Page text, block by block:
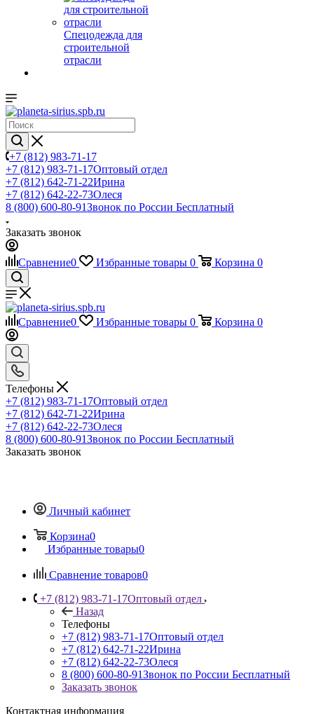
Спецодежда для
строительной
отрасли
+7 (812) 983-71-17
+7 (812) 983-71-17Оптовый отдел
+7 (812) 642-71-22Ирина
+7 (812) 642-22-73Олеся
8 (800) 600-80-91Звонок по России Бесплатный
Заказать звонок
Сравнение0 Избранные товары 0 Корзина 0
Сравнение0 Избранные товары 0 Корзина 0
Телефоны
+7 (812) 983-71-17Оптовый отдел
+7 (812) 642-71-22Ирина
+7 (812) 642-22-73Олеся
8 (800) 600-80-91Звонок по России Бесплатный
Заказать звонок
Личный кабинет
Корзина0
Избранные товары0
Сравнение товаров0
+7 (812) 983-71-17Оптовый отдел
Назад
Телефоны
+7 (812) 983-71-17Оптовый отдел
+7 (812) 642-71-22Ирина
+7 (812) 642-22-73Олеся
8 (800) 600-80-91Звонок по России Бесплатный
Заказать звонок
Контактная информация